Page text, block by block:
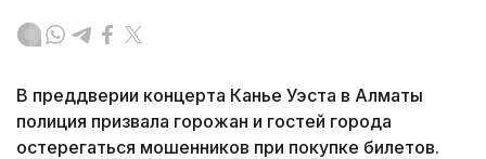
В преддверии концерта Канье Уэста в Алматы
полиция призвала горожан и гостей города
остерегаться мошенников при покупке билетов.